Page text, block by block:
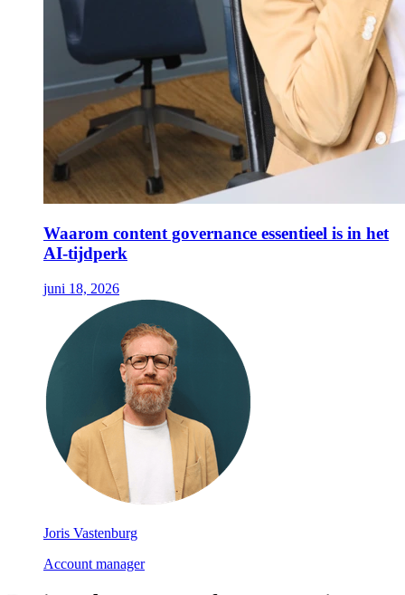
Waarom content governance essentieel is in het
AI-tijdperk
juni 18, 2026
Joris Vastenburg
Account manager